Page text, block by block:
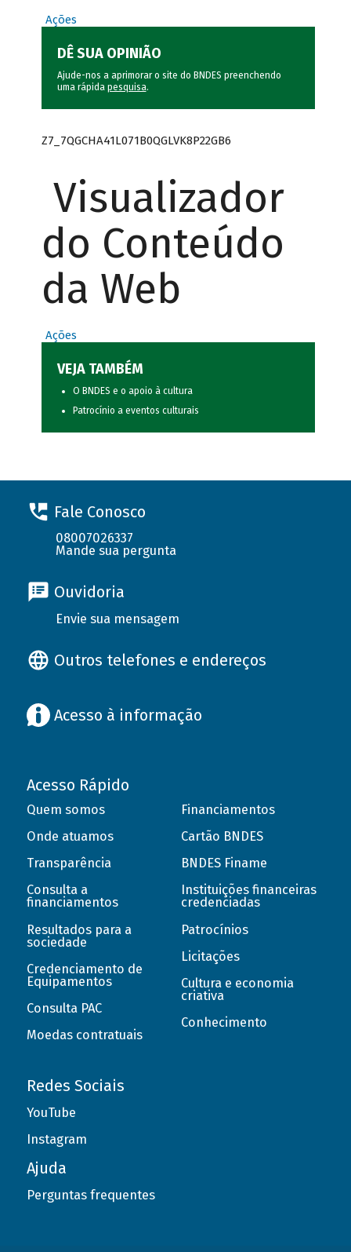
Ações
DÊ SUA OPINIÃO
Ajude-nos a aprimorar o site do BNDES preenchendo
uma rápida pesquisa.
Z7_7QGCHA41L071B0QGLVK8P22GB6
Visualizador
do Conteúdo
da Web
Ações
VEJA TAMBÉM
O BNDES e o apoio à cultura
Patrocínio a eventos culturais
Fale Conosco
08007026337
Mande sua pergunta
Ouvidoria
Envie sua mensagem
Outros telefones e endereços
Acesso à informação
Acesso Rápido
Quem somos
Onde atuamos
Transparência
Consulta a
financiamentos
Resultados para a
sociedade
Credenciamento de
Equipamentos
Consulta PAC
Moedas contratuais
Financiamentos
Cartão BNDES
BNDES Finame
Instituições financeiras
credenciadas
Patrocínios
Licitações
Cultura e economia
criativa
Conhecimento
Redes Sociais
YouTube
Instagram
Ajuda
Perguntas frequentes